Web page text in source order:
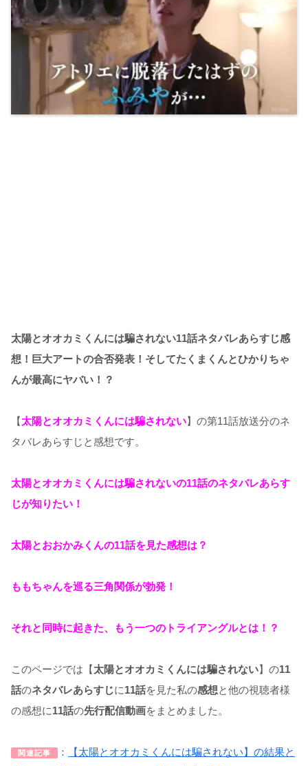
太陽とオオカミくんには騙されない11話ネタバレあらすじ感
想！巨大アートの合否発表！そしてたくまくんとひかりちゃ
んが最高にヤバい！？
【太陽とオオカミくんには騙されない】の第11話放送分のネ
タバレあらすじと感想です。
太陽とオオカミくんには騙されないの11話のネタバレあらす
じが知りたい！
太陽とおおかみくんの11話を見た感想は？
ももちゃんを巡る三角関係が勃発！
それと同時に起きた、もう一つのトライアングルとは！？
このページでは【太陽とオオカミくんには騙されない】の11
話のネタバレあらすじに11話を見た私の感想と他の視聴者様
の感想に11話の先行配信動画をまとめました。
関連記事 ：
【太陽とオオカミくんには騙されない】の結果と